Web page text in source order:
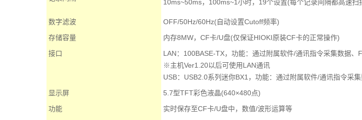
10ms~50ms，100ms~1小时，19个设置(每个记录间隔都高速
数字滤波
OFF/50Hz/60Hz(自动设置Cutoff频率)
存储容量
内存8MW，CF卡/U盘(仅保证HIOKI原装CF卡的正常操作)
接口
LAN：100BASE-TX，功能：通过附属软件/通讯指令采集数据
※主机Ver1.20以后可使用LAN通讯
USB：USB2.0系列迷你BX1，功能：通过附属软件/通讯指令采
显示屏
5.7型TFT彩色液晶(640×480点)
功能
实时保存至CF卡/U盘中，数值/波形运算等